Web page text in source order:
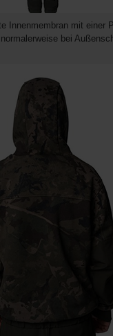
Innenmembran mit einer
bei